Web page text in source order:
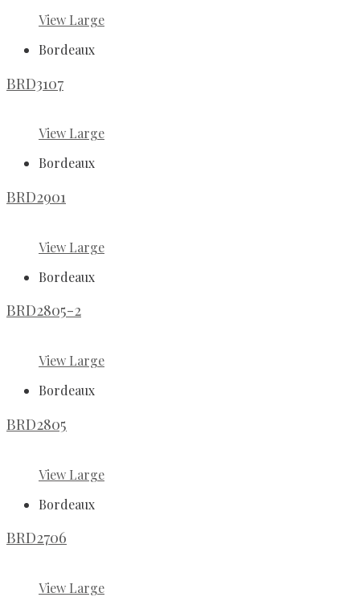
View Large
Bordeaux
BRD3107
View Large
Bordeaux
BRD2901
View Large
Bordeaux
BRD2805-2
View Large
Bordeaux
BRD2805
View Large
Bordeaux
BRD2706
View Large